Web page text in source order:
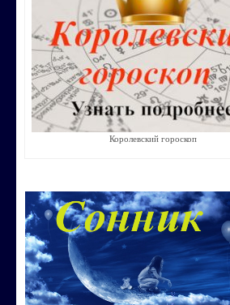
Строим счастливую семью
СТОИМОСТЬ УСЛУГ
ОБО МНЕ
КОНТАКТЫ
Королевский гороскоп